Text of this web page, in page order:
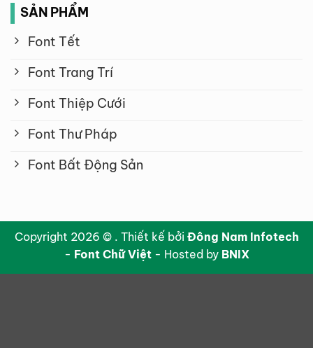
SẢN PHẨM
Font Tết
Font Trang Trí
Font Thiệp Cưới
Font Thư Pháp
Font Bất Động Sản
Copyright 2026 © . Thiết kế bởi Đông Nam Infotech
- Font Chữ Việt- Hosted by BNIX